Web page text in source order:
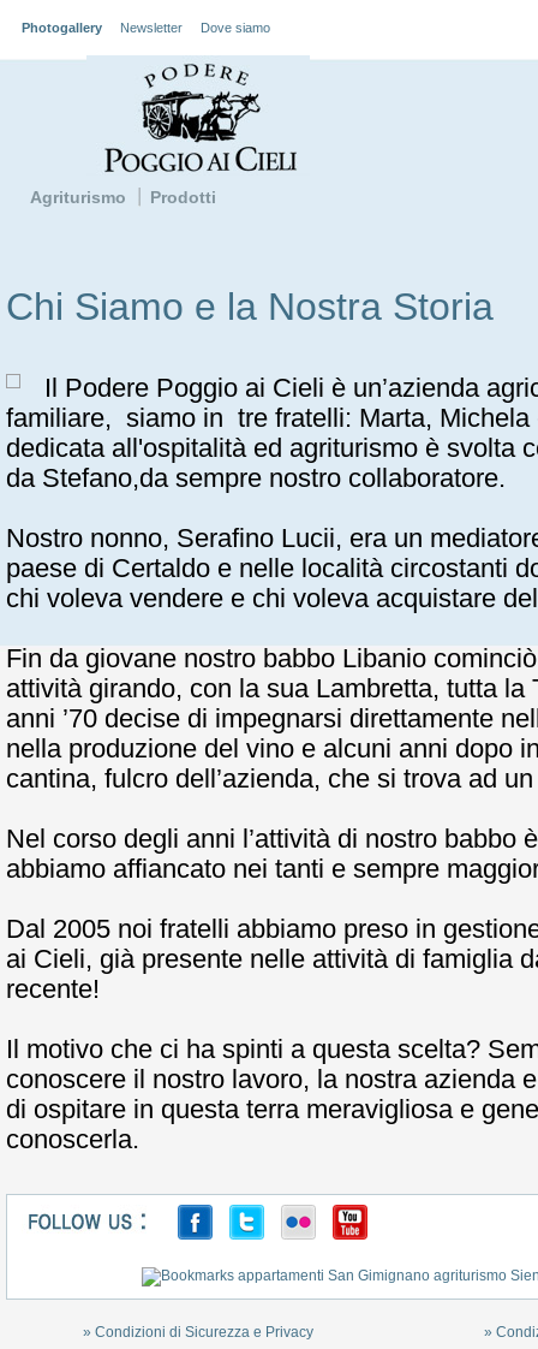
Photogallery Newsletter Dove siamo
Agriturismo Prodotti
Chi Siamo e la Nostra Storia
Il Podere Poggio ai Cieli è un’azienda
familiare, siamo in tre fratelli: Marta, Michela
dedicata all'ospitalità ed agriturismo è svolta
da Stefano,da sempre nostro collaboratore.
Nostro nonno, Serafino Lucii, era un
paese di Certaldo e nelle località circostanti
chi voleva vendere e chi voleva acquistare
Fin da giovane nostro babbo Libanio
attività girando, con la sua Lambretta, tutta la
anni ’70 decise di impegnarsi direttamente
nella produzione del vino e alcuni anni dopo
cantina, fulcro dell’azienda, che si trova ad
Nel corso degli anni l’attività di nostro babbo
abbiamo affiancato nei tanti e sempre
Dal 2005 noi fratelli abbiamo preso in
ai Cieli, già presente nelle attività di famiglia
recente!
Il motivo che ci ha spinti a questa scelta?
conoscere il nostro lavoro, la nostra azienda
di ospitare in questa terra meravigliosa e
conoscerla.
» Condizioni di Sicurezza e Privacy »